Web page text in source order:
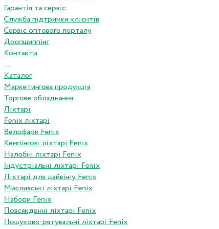
Гарантія та сервіс
Служба підтримки клієнтів
Сервіс оптового порталу
Дропшиппінг
Контакти
...
Каталог
Маркетингова продукція
Торгове обладнання
Ліхтарі
Fenix ліхтарі
Велофари Fenix
Кемпінгові ліхтарі Fenix
Налобні ліхтарі Fenix
Індустріальні ліхтарі Fenix
Ліхтарі для дайвінгу Fenix
Мисливські ліхтарі Fenix
Набори Fenix
Повсякденні ліхтарі Fenix
Пошуково-рятувальні ліхтарі Fenix